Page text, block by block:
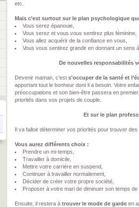
etc.
Mais c’est surtout sur le plan psychologique
Vous serez épanouie,
Vous serez et vous vous sentirez plus féminine,
Vous allez acquérir de la confiance en vous,
Vous vous sentirez grandir en donnant un sens
De nouvelles responsabilités
Devenir maman, c'est s'occuper de la santé et
apportant tout le bonheur dont il a besoin. Votre
préoccupations et son bien-être passera en
priorités dans vos projets de couple.
Et sur le plan
Il va falloir déterminer vos priorités pour trouver
Vous aurez différents choix :
Prendre un mi-temps,
Travailler à domicile,
Mettre votre carrière en suspend,
Continuer à travailler normalement,
Décider de créer votre propre société,
Proposer à votre mari de diminuer son temps de
Ensuite, il restera à trouver le mode de garde en